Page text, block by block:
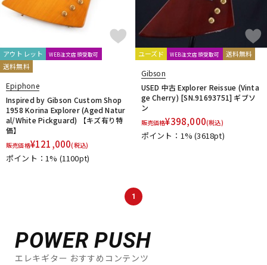
アウトレット WEB注文店頭受取可
送料無料
Epiphone
Inspired by Gibson Custom Shop
1958 Korina Explorer (Aged Natur
al/White Pickguard) 【キズ有り特
価】
販売価格¥121,000(税込)
ポイント：1% (1100pt)
ユーズド WEB注文店頭受取可 送料無料
Gibson
USED 中古 Explorer Reissue (Vinta
ge Cherry) [SN.91693751] ギブソ
ン
販売価格¥398,000(税込)
ポイント：1%(3618pt)
1
POWER PUSH
エレキギター おすすめコンテンツ